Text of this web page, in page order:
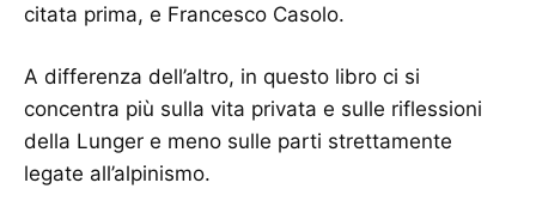
citata prima, e Francesco Casolo.
A differenza dell’altro, in questo libro ci si
concentra più sulla vita privata e sulle riflessioni
della Lunger e meno sulle parti strettamente
legate all’alpinismo.